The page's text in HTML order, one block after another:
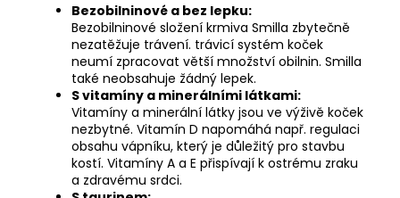
Bezobilninové a bez lepku:
Bezobilninové složení krmiva Smilla zbytečně
nezatěžuje trávení. trávicí systém koček
neumí zpracovat větší množství obilnin. Smilla
také neobsahuje žádný lepek.
S vitamíny a minerálními látkami:
Vitamíny a minerální látky jsou ve výživě koček
nezbytné. Vitamín D napomáhá např. regulaci
obsahu vápníku, který je důležitý pro stavbu
kostí. Vitamíny A a E přispívají k ostrému zraku
a zdravému srdci.